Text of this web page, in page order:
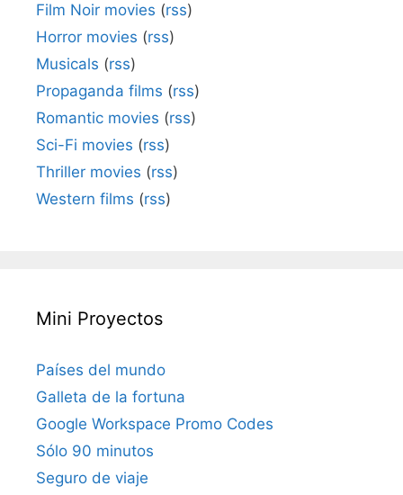
Film Noir movies (rss)
Horror movies (rss)
Musicals (rss)
Propaganda films (rss)
Romantic movies (rss)
Sci-Fi movies (rss)
Thriller movies (rss)
Western films (rss)
Mini Proyectos
Países del mundo
Galleta de la fortuna
Google Workspace Promo Codes
Sólo 90 minutos
Seguro de viaje